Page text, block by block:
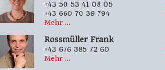
+43 50 53 41 08 05
+43 660 70 39 794
Mehr …
Rossmüller Frank
+43 676 385 72 60
Mehr …